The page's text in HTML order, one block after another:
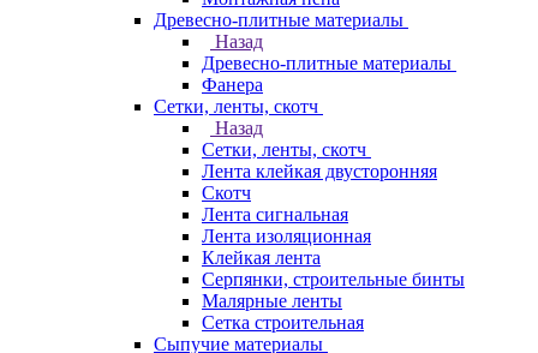
Древесно-плитные материалы
Назад
Древесно-плитные материалы
Фанера
Сетки, ленты, скотч
Назад
Сетки, ленты, скотч
Лента клейкая двусторонняя
Скотч
Лента сигнальная
Лента изоляционная
Клейкая лента
Серпянки, строительные бинты
Малярные ленты
Сетка строительная
Сыпучие материалы